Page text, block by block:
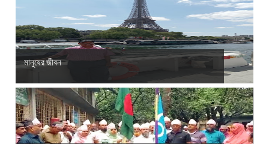
মানুষের জীবন